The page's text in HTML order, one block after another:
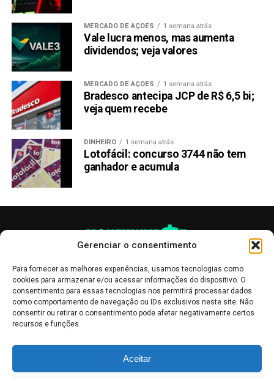
Gerenciar o consentimento
Para fornecer as melhores experiências, usamos tecnologias como
cookies para armazenar e/ou acessar informações do dispositivo. O
consentimento para essas tecnologias nos permitirá processar dados
como comportamento de navegação ou IDs exclusivos neste site. Não
consentir ou retirar o consentimento pode afetar negativamente certos
recursos e funções.
Aceitar
MERCADO DE AÇÕES 1 semana atrás
Vale lucra menos, mas aumenta
dividendos; veja valores
MERCADO DE AÇÕES 1 semana atrás
Bradesco antecipa JCP de R$ 6,5 bi;
veja quem recebe
DINHEIRO 1 semana atrás
Lotofácil: concurso 3744 não tem
ganhador e acumula
informativo, servindo como boletins de divulgação, e não devem ser
interpretadas como recomendações de investimento.Leia mais